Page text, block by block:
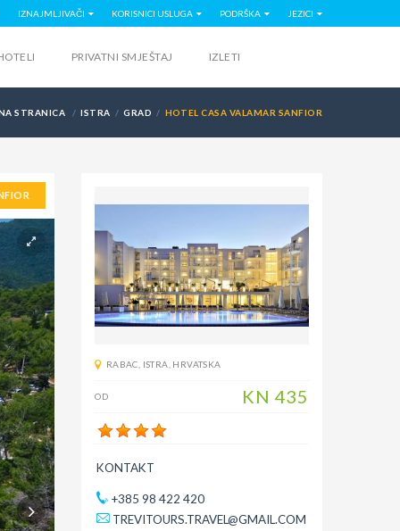
IZNAJMLJIVAČI KORISNICI USLUGA PODRŠKA JEZICI
PRIVATNI SMJEŠTAJ IZLETI
STRANICA ISTRA GRAD HOTEL CASA VALAMAR SANFIOR
RABAC ISTRA HRVATSKA
OD KN 435
KONTAKT
+385 98 422 420
TREVITOURS.TRAVEL@GMAIL.COM